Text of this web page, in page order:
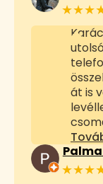
át is